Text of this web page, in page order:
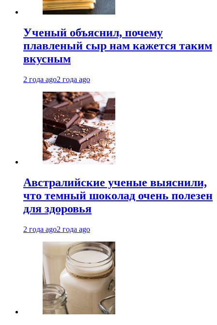
Ученый объяснил, почему
плавленый сыр нам кажется таким
вкусным
2 года ago2 года ago
Австралийские ученые выяснили,
что темный шоколад очень полезен
для здоровья
2 года ago2 года ago